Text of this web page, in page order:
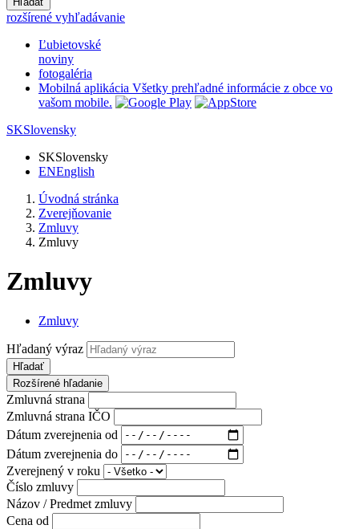
rozšírené vyhľadávanie
Ľubietovské
noviny
fotogaléria
Mobilná aplikácia Všetky prehľadné informácie z obce vo
vašom mobile.
SKSlovensky
SKSlovensky
ENEnglish
Úvodná stránka
Zverejňovanie
Zmluvy
Zmluvy
Zmluvy
Zmluvy
Hľadaný výraz
Hľadať
Rozšírené hľadanie
Zmluvná strana
Zmluvná strana IČO
Dátum zverejnenia od
Dátum zverejnenia do
Zverejnený v roku
Číslo zmluvy
Názov / Predmet zmluvy
Cena od